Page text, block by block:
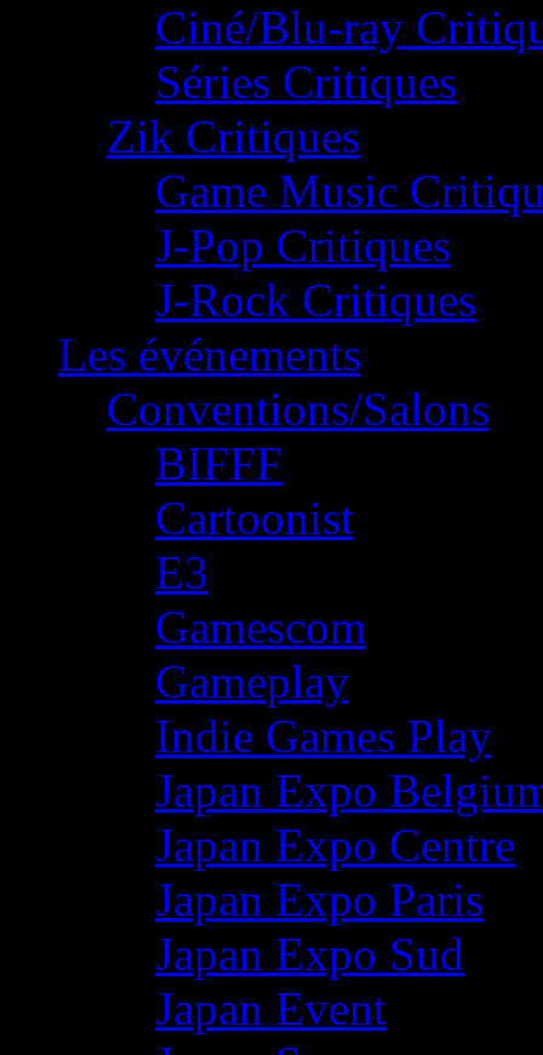
Ciné/Blu-ray
Séries Critiques
Zik Critiques
Game Music
J-Pop Critiques
J-Rock Critiques
Les événements
Conventions/Salons
BIFFF
Cartoonist
E3
Gamescom
Gameplay
Indie Games Play
Japan Expo
Japan Expo Centre
Japan Expo Paris
Japan Expo Sud
Japan Event